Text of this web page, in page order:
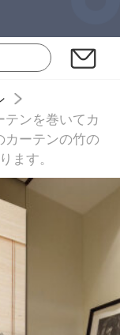
ンを巻いてカ
ーテンの竹の
ます。